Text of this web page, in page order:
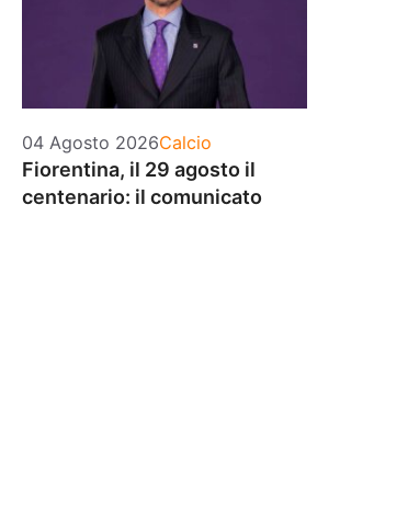
04 Agosto 2026Categorie
Calcio
Fiorentina, il 29 agosto il
centenario: il comunicato